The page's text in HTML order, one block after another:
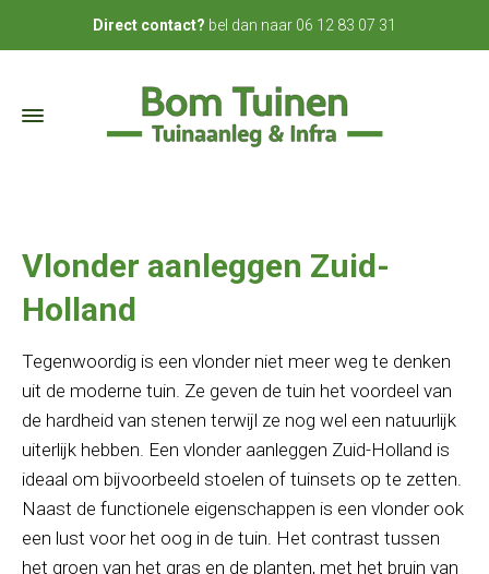
Direct contact? bel dan naar 06 12 83 07 31
Vlonder aanleggen Zuid-
Holland
Tegenwoordig is een vlonder niet meer weg te denken
uit de moderne tuin. Ze geven de tuin het voordeel van
de hardheid van stenen terwijl ze nog wel een natuurlijk
uiterlijk hebben. Een vlonder aanleggen Zuid-Holland is
ideaal om bijvoorbeeld stoelen of tuinsets op te zetten.
Naast de functionele eigenschappen is een vlonder ook
een lust voor het oog in de tuin. Het contrast tussen
het groen van het gras en de planten, met het bruin van